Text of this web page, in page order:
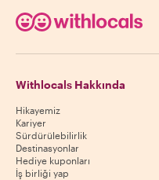
Withlocals Hakkında
Hikayemiz
Kariyer
Sürdürülebilirlik
Destinasyonlar
Hediye kuponları
İş birliği yap